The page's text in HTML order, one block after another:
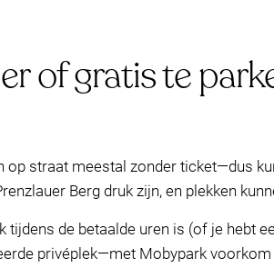
of gratis te
op straat meestal zonder ticket—dus
Berg druk zijn, en plekken
de betaalde uren is (of je hebt
privéplek—met Mobypark voorkom